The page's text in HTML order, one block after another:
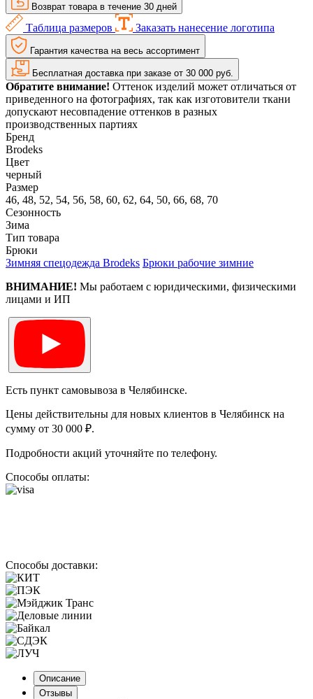
Возврат товара в течение 30 дней
Таблица размеров Заказать нанесение логотипа
Гарантия качества на весь ассортимент
Бесплатная доставка при заказе от 30 000 руб.
Обратите внимание! Оттенок изделий может отличаться от
приведенного на фотографиях, так как изготовители ткани
допускают несовпадение оттенков в разных
производственных партиях
Бренд
Brodeks
Цвет
черный
Размер
46, 48, 52, 54, 56, 58, 60, 62, 64, 50, 66, 68, 70
Сезонность
Зима
Тип товара
Брюки
Зимняя спецодежда Brodeks Брюки рабочие зимние
ВНИМАНИЕ! Мы работаем с юридическими, физическими
лицами и ИП
Есть пункт самовывоза в Челябинске.
Цены действительны для новых клиентов в Челябинск на
сумму от 30 000 ₽.
Подробности акций уточняйте по телефону.
Способы оплаты:
Способы доставки:
Описание
Отзывы